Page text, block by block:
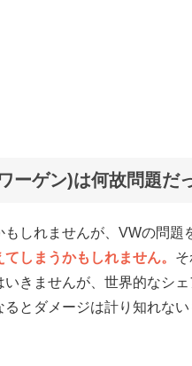
ーゲン)は何故問題だ
もしれませんが、VWの問
しまうかもしれません。
いきませんが、世界的なシ
るとダメージは計り知れな